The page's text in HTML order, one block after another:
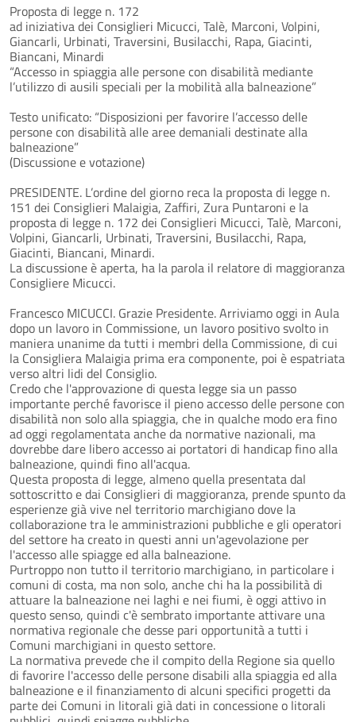
Proposta di legge n. 172
ad iniziativa dei Consiglieri Micucci, Talè, Marconi, Volpini,
Giancarli, Urbinati, Traversini, Busilacchi, Rapa, Giacinti,
Biancani, Minardi
“Accesso in spiaggia alle persone con disabilità mediante
l’utilizzo di ausili speciali per la mobilità alla balneazione”
Testo unificato: “Disposizioni per favorire l’accesso delle
persone con disabilità alle aree demaniali destinate alla
balneazione”
(Discussione e votazione)
PRESIDENTE. L’ordine del giorno reca la proposta di legge n.
151 dei Consiglieri Malaigia, Zaffiri, Zura Puntaroni e la
proposta di legge n. 172 dei Consiglieri Micucci, Talè, Marconi,
Volpini, Giancarli, Urbinati, Traversini, Busilacchi, Rapa,
Giacinti, Biancani, Minardi.
La discussione è aperta, ha la parola il relatore di maggioranza
Consigliere Micucci.
Francesco MICUCCI. Grazie Presidente. Arriviamo oggi in Aula
dopo un lavoro in Commissione, un lavoro positivo svolto in
maniera unanime da tutti i membri della Commissione, di cui
la Consigliera Malaigia prima era componente, poi è espatriata
verso altri lidi del Consiglio.
Credo che l'approvazione di questa legge sia un passo
importante perché favorisce il pieno accesso delle persone con
disabilità non solo alla spiaggia, che in qualche modo era fino
ad oggi regolamentata anche da normative nazionali, ma
dovrebbe dare libero accesso ai portatori di handicap fino alla
balneazione, quindi fino all'acqua.
Questa proposta di legge, almeno quella presentata dal
sottoscritto e dai Consiglieri di maggioranza, prende spunto da
esperienze già vive nel territorio marchigiano dove la
collaborazione tra le amministrazioni pubbliche e gli operatori
del settore ha creato in questi anni un'agevolazione per
l'accesso alle spiagge ed alla balneazione.
Purtroppo non tutto il territorio marchigiano, in particolare i
comuni di costa, ma non solo, anche chi ha la possibilità di
attuare la balneazione nei laghi e nei fiumi, è oggi attivo in
questo senso, quindi c'è sembrato importante attivare una
normativa regionale che desse pari opportunità a tutti i
Comuni marchigiani in questo settore.
La normativa prevede che il compito della Regione sia quello
di favorire l'accesso delle persone disabili alla spiaggia ed alla
balneazione e il finanziamento di alcuni specifici progetti da
parte dei Comuni in litorali già dati in concessione o litorali